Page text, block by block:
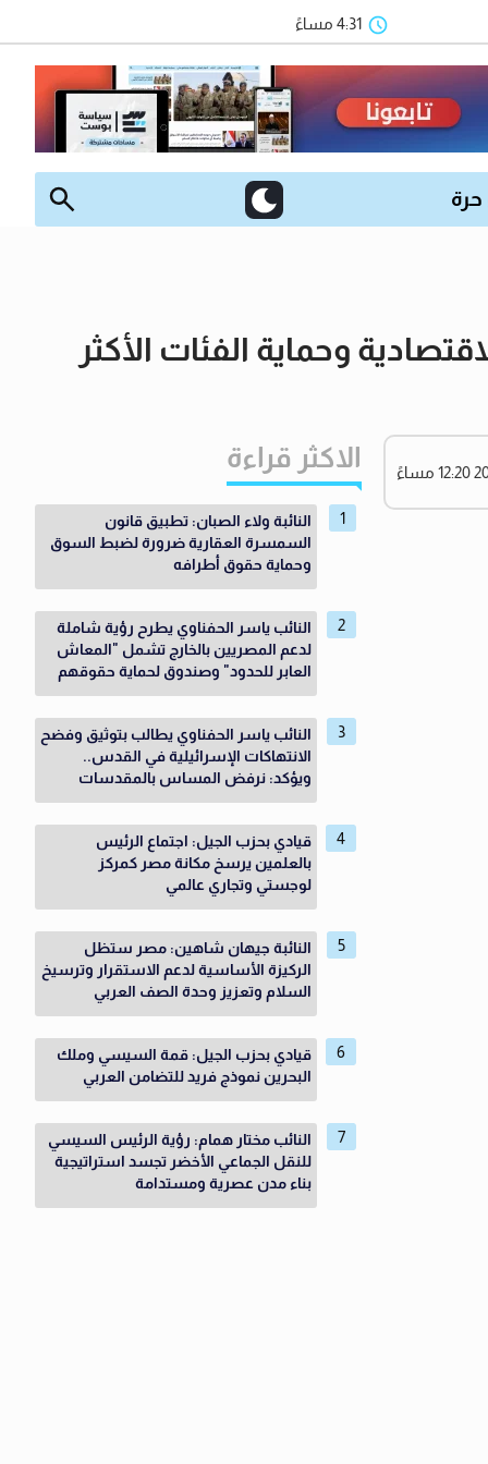
4:31 مساءً
حرة
وحماية الفئات الأكثر
الاكثر قراءة
النائبة ولاء الصبان: تطبيق قانون
السمسرة العقارية ضرورة لضبط السوق
وحماية حقوق أطرافه
النائب ياسر الحفناوي يطرح رؤية شاملة
لدعم المصريين بالخارج تشمل "المعاش
العابر للحدود" وصندوق لحماية حقوقهم
النائب ياسر الحفناوي يطالب بتوثيق وفضح
الانتهاكات الإسرائيلية في القدس..
ويؤكد: نرفض المساس بالمقدسات
قيادي بحزب الجيل: اجتماع الرئيس
بالعلمين يرسخ مكانة مصر كمركز
لوجستي وتجاري عالمي
النائبة جيهان شاهين: مصر ستظل
الركيزة الأساسية لدعم الاستقرار وترسيخ
السلام وتعزيز وحدة الصف العربي
قيادي بحزب الجيل: قمة السيسي وملك
البحرين نموذج فريد للتضامن العربي
النائب مختار همام: رؤية الرئيس السيسي
للنقل الجماعي الأخضر تجسد استراتيجية
بناء مدن عصرية ومستدامة